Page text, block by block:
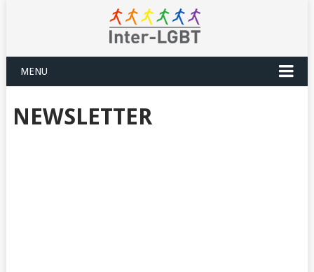
MENU
NEWSLETTER